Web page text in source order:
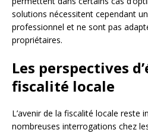
solutions nécessitent cependant
professionnel et ne sont pas
propriétaires.
Les perspectives
fiscalité locale
L’avenir de la fiscalité locale reste
nombreuses interrogations chez